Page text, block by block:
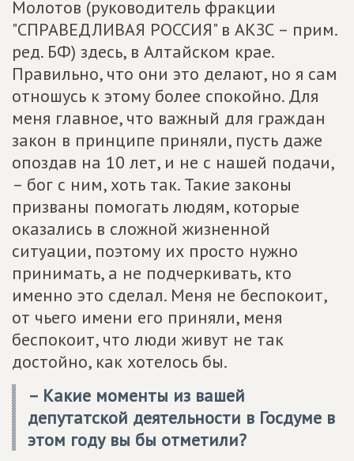
Молотов (руководитель фракции
"СПРАВЕДЛИВАЯ РОССИЯ" в АКЗС – прим.
ред. БФ) здесь, в Алтайском крае.
Правильно, что они это делают, но я сам
отношусь к этому более спокойно. Для
меня главное, что важный для граждан
закон в принципе приняли, пусть даже
опоздав на 10 лет, и не с нашей подачи,
– бог с ним, хоть так. Такие законы
призваны помогать людям, которые
оказались в сложной жизненной
ситуации, поэтому их просто нужно
принимать, а не подчеркивать, кто
именно это сделал. Меня не беспокоит,
от чьего имени его приняли, меня
беспокоит, что люди живут не так
достойно, как хотелось бы.
– Какие моменты из вашей
депутатской деятельности в Госдуме в
этом году вы бы отметили?